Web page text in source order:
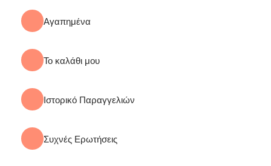
Αγαπημένα
Το καλάθι μου
Ιστορικό Παραγγελιών
Συχνές Ερωτήσεις